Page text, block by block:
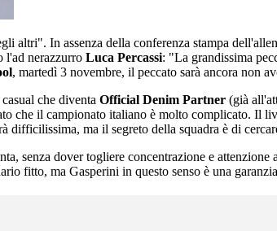
altri". In assenza della conferenza stampa
l'ad nerazzurro Luca Percassi: "La grandissima
, martedì 3 novembre, il peccato sarà ancora non
che diventa Official Denim Partner (già
che il campionato italiano è molto complicato. Il
ma il segreto della squadra è di
senza dover togliere concentrazione e
fitto, ma Gasperini in questo senso è una